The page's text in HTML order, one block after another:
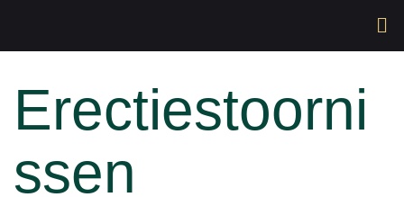
Erectiestoorni
ssen